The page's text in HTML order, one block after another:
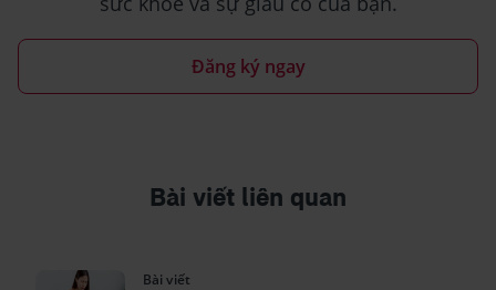
Đăng ký ngay
Bài viết liên quan
Bài viết